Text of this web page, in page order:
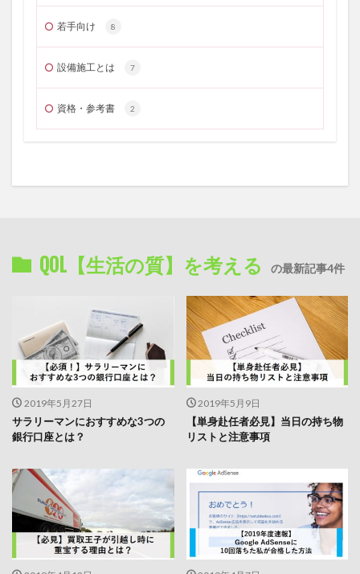
若手向け 8
設備施工とは 7
資格・参考書 2
QOL【生活の質】を考える の最新記事4件
2019年5月27日
サラリーマンにおすすめな3つの
銀行口座とは？
2019年5月9日
【単身赴任者必見】当日の持ち物
リストと注意事項